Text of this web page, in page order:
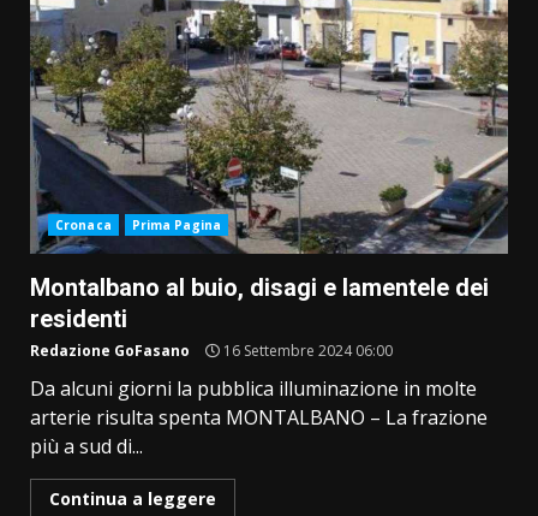
Cronaca Prima Pagina
Montalbano al buio, disagi e lamentele dei
residenti
Redazione GoFasano 16 Settembre 2024 06:00
Da alcuni giorni la pubblica illuminazione in molte
arterie risulta spenta MONTALBANO – La frazione
più a sud di...
Continua a leggere